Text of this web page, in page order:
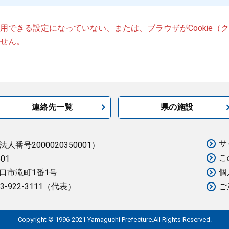
できる設定になっていない、または、ブラウザがCookie（
ん。
連絡先一覧 県の施設
人番号2000020350001）
市滝町1番1号
922-3111（代表）
サ
個
Copyright © 1996-2021 Yamaguchi Prefecture.All Rights Reserved.